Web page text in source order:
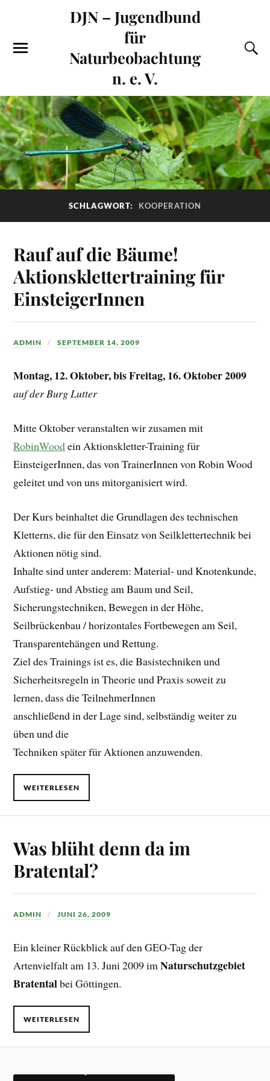
DJN – Jugendbund
für
Naturbeobachtung
n. e. V.
SCHLAGWORT: KOOPERATION
Rauf auf die Bäume!
Aktionsklettertraining für
EinsteigerInnen
ADMIN SEPTEMBER 14, 2009
Montag, 12. Oktober, bis Freitag, 16. Oktober 2009
auf der Burg Lutter
Mitte Oktober veranstalten wir zusamen mit
RobinWoodein Aktionskletter-Training für
EinsteigerInnen, das von TrainerInnen von Robin Wood
geleitet und von uns mitorganisiert wird.
Der Kurs beinhaltet die Grundlagen des technischen
Kletterns, die für den Einsatz von Seilklettertechnik bei
Aktionen nötig sind.
Inhalte sind unter anderem: Material- und Knotenkunde,
Aufstieg- und Abstieg am Baum und Seil,
Sicherungstechniken, Bewegen in der Höhe,
Seilbrückenbau / horizontales Fortbewegen am Seil,
Transparentehängen und Rettung.
Ziel des Trainings ist es, die Basistechniken und
Sicherheitsregeln in Theorie und Praxis soweit zu
lernen, dass die TeilnehmerInnen
anschließend in der Lage sind, selbständig weiter zu
üben und die
Techniken später für Aktionen anzuwenden.
WEITERLESEN
Was blüht denn da im
Bratental?
ADMIN JUNI 26, 2009
Ein kleiner Rückblick auf den GEO-Tag der
Artenvielfalt am 13. Juni 2009 imNaturschutzgebiet
Bratentalbei Göttingen.
WEITERLESEN